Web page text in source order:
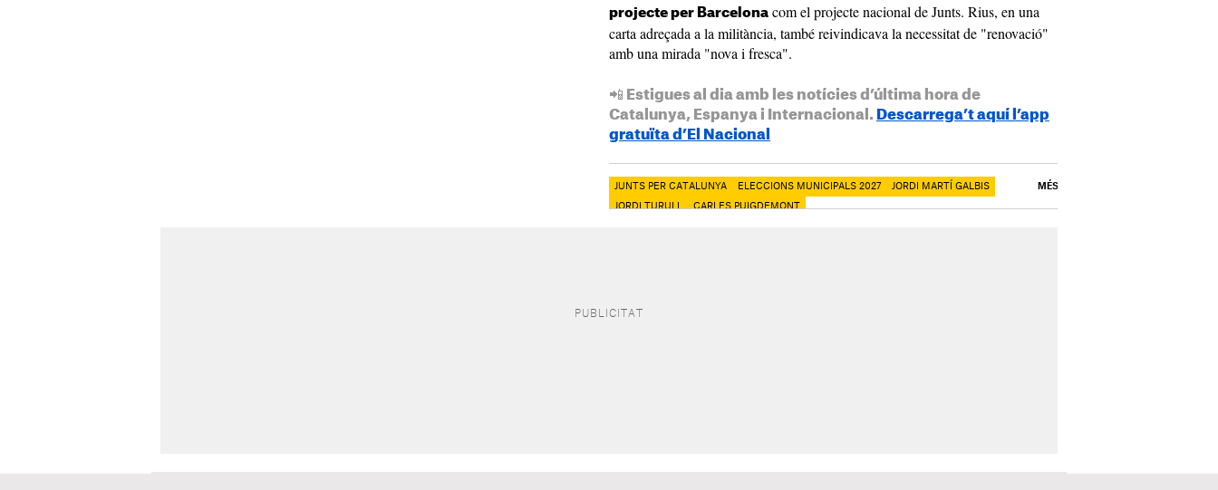
projecte per Barcelona com el projecte nacional de Junts. Rius, en una
carta adreçada a la militància, també reivindicava la necessitat de "renovació"
amb una mirada "nova i fresca".
📲 Estigues al dia amb les notícies d’última hora de
Catalunya, Espanya i Internacional. Descarrega’t aquí l’app
gratuïta d’El Nacional
JUNTS PER CATALUNYA ELECCIONS MUNICIPALS 2027 JORDI MARTÍ GALBIS
JORDI TURULL CARLES PUIGDEMONT
MÉS